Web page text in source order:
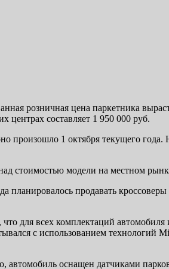
розничная цена паркетника
центрах составляет 1 950 000 руб.
произошло 1 октября текущего года.
стоимостью модели на местном
планировалось продавать
для всех комплектаций автомобиля
с использованием технологий
автомобиль оснащен датчиками